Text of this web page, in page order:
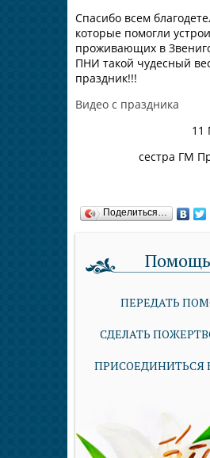
Спасибо всем
которые помогли
проживающих в
ПНИ такой чудесный
праздник!!!
Видео с праздника
11
сестра ГМ
Поделиться…
Помощь
ПЕРЕДАТЬ
СДЕЛАТЬ
ПРИСОЕДИНИТЬСЯ